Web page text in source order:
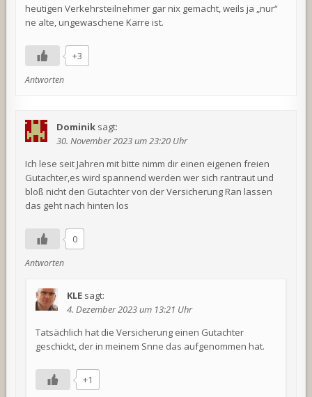
heutigen Verkehrsteilnehmer gar nix gemacht, weils ja „nur“
ne alte, ungewaschene Karre ist.
+3
Antworten
Dominik sagt:
30. November 2023 um 23:20 Uhr
Ich lese seit Jahren mit bitte nimm dir einen eigenen freien
Gutachter,es wird spannend werden wer sich rantraut und
bloß nicht den Gutachter von der Versicherung Ran lassen
das geht nach hinten los
0
Antworten
KLE sagt:
4. Dezember 2023 um 13:21 Uhr
Tatsächlich hat die Versicherung einen Gutachter
geschickt, der in meinem Snne das aufgenommen hat.
+1